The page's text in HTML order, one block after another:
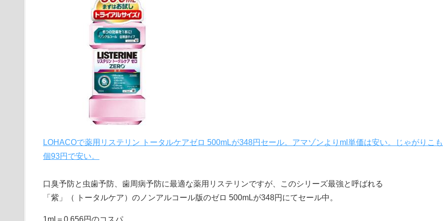
LOHACOで薬用リステリン トータルケアゼロ 500mLが348円セール。アマゾンよりml単価は安い。じゃがりこ
個93円で安い。
口臭予防と虫歯予防、歯周病予防に最適な薬用リステリンですが、このシリーズ最強と呼ばれる
「紫」（ トータルケア）のノンアルコール版のゼロ 500mLが348円にてセール中。
1ml＝0.656円のコスパ。